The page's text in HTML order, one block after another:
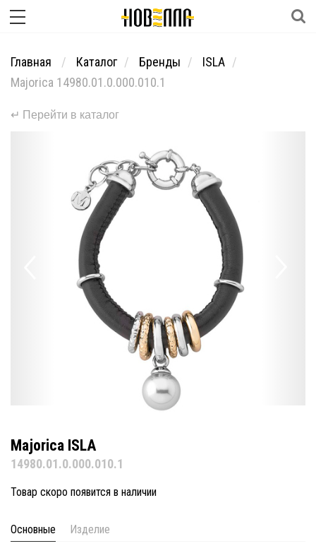
Главная Каталог Бренды
ISLA
Majorica 14980.01.0.000.010.1
↵ Перейти в каталог
Majorica ISLA
14980.01.0.000.010.1
Товар скоро появится в наличии
Основные Изделие